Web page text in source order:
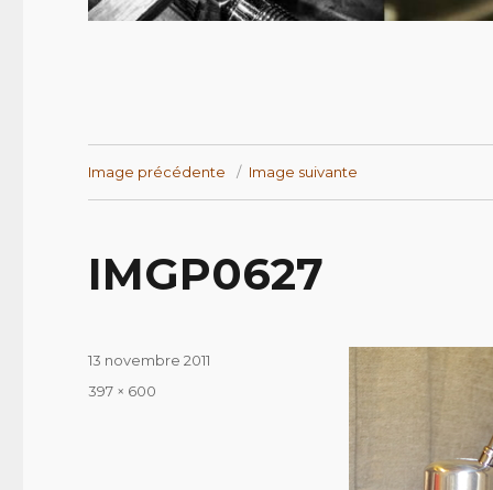
Image précédente Image suivante
IMGP0627
Publié
13 novembre 2011
Taille
397 × 600